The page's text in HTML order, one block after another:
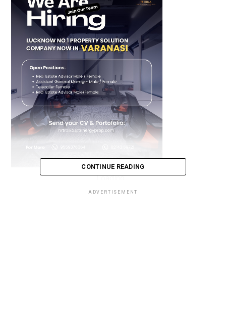
Loading...
CONTINUE READING
ADVERTISEMENT